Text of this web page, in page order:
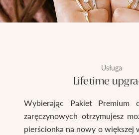
Usługa
Lifetime
Wybierając Pakiet Premium
zaręczynowych otrzymujesz
pierścionka na nowy o większej